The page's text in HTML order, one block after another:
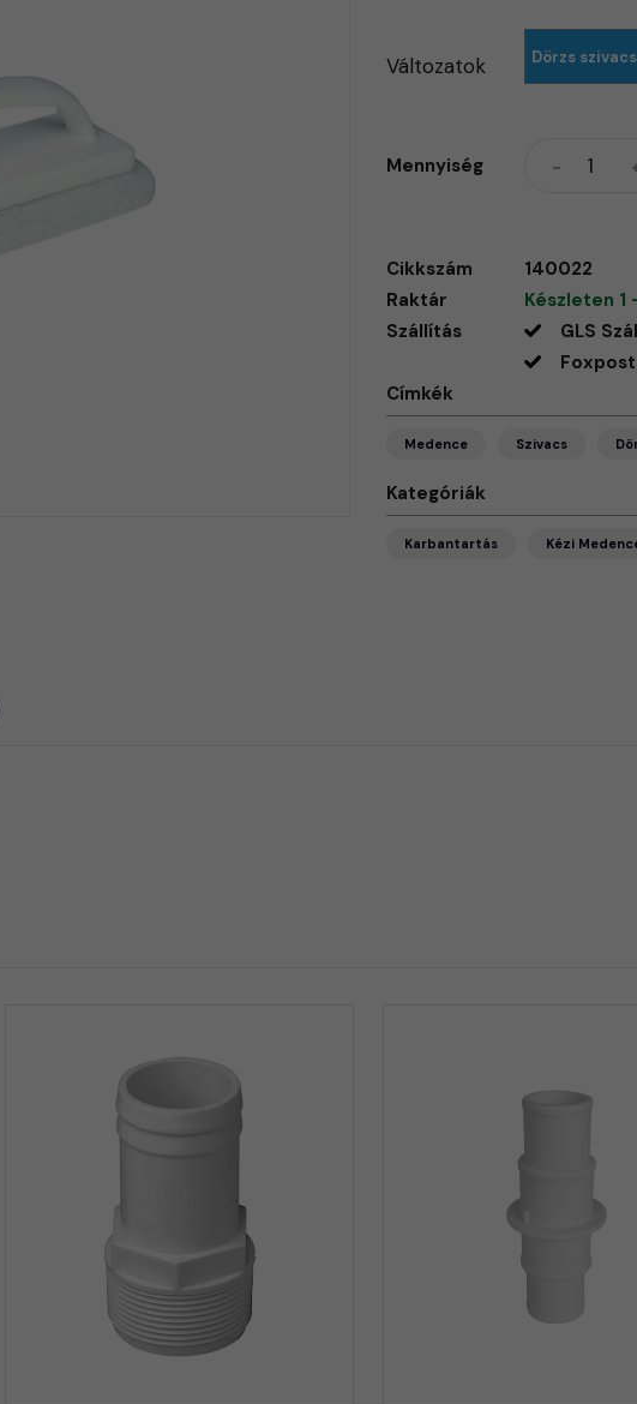
Változatok Dörzs szivacs
Mennyiség
Cikkszám
140022
Raktár
Készleten 1
Szállítás
GLS
Címkék
Medence Szivacs
Kategóriák
Karbantartás Kézi